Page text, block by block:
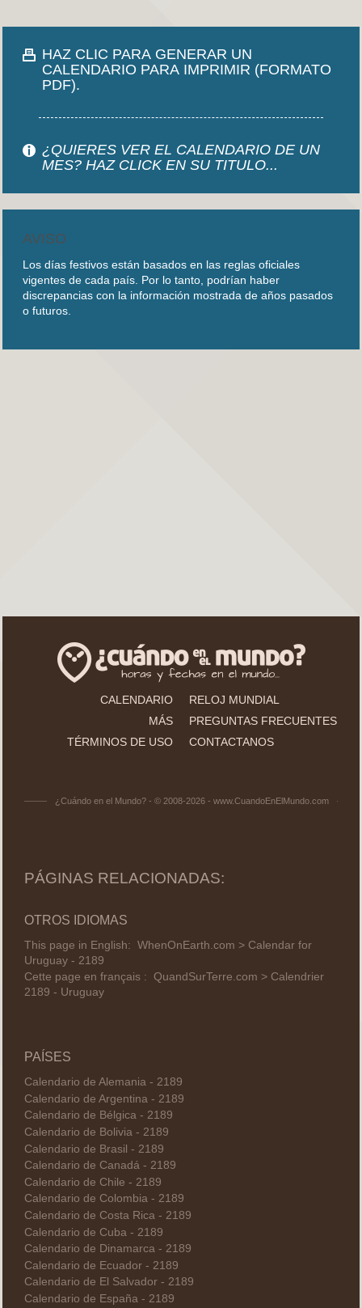
HAZ CLIC PARA GENERAR UN
CALENDARIO PARA IMPRIMIR (FORMATO
PDF).
¿QUIERES VER EL CALENDARIO DE UN
MES? HAZ CLICK EN SU TITULO...
AVISO
Los días festivos están basados en las reglas oficiales
vigentes de cada país. Por lo tanto, podrían haber
discrepancias con la información mostrada de años pasados
o futuros.
CALENDARIO
RELOJ MUNDIAL
MÁS
PREGUNTAS FRECUENTES
TÉRMINOS DE USO
CONTACTANOS
¿Cuándo en el Mundo? - © 2008-2026 - www.CuandoEnElMundo.com
PÁGINAS RELACIONADAS:
OTROS IDIOMAS
This page in English: WhenOnEarth.com > Calendar for
Uruguay - 2189
Cette page en français : QuandSurTerre.com > Calendrier
2189 - Uruguay
PAÍSES
Calendario de Alemania - 2189
Calendario de Argentina - 2189
Calendario de Bélgica - 2189
Calendario de Bolivia - 2189
Calendario de Brasil - 2189
Calendario de Canadá - 2189
Calendario de Chile - 2189
Calendario de Colombia - 2189
Calendario de Costa Rica - 2189
Calendario de Cuba - 2189
Calendario de Dinamarca - 2189
Calendario de Ecuador - 2189
Calendario de El Salvador - 2189
Calendario de España - 2189